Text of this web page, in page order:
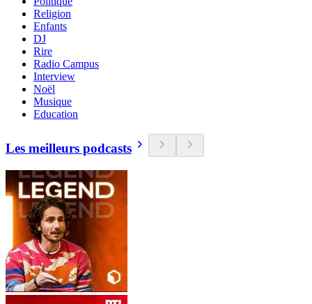
Religion
Enfants
DJ
Rire
Radio Campus
Interview
Noël
Musique
Education
Les meilleurs podcasts